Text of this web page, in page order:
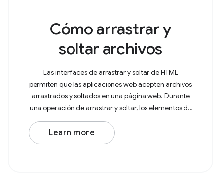
Cómo arrastrar y
soltar archivos
Las interfaces de arrastrar y soltar de HTML
permiten que las aplicaciones web acepten archivos
arrastrados y soltados en una página web. Durante
una operación de arrastrar y soltar, los elementos de
archivo y directorio arrastrados se asocian con
Learn more